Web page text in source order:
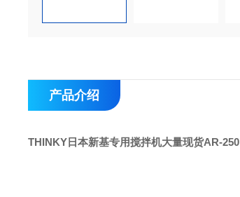
产品介绍
THINKY日本新基专用搅拌机大量现货AR-250